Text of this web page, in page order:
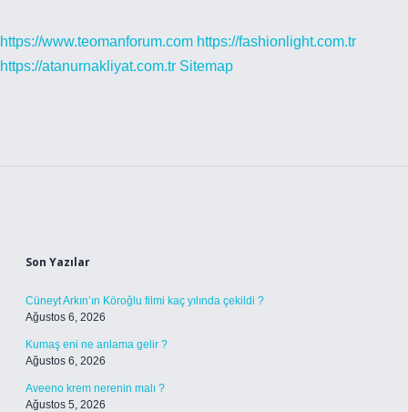
https://www.teomanforum.com https://fashionlight.com.tr
https://atanurnakliyat.com.tr Sitemap
Son Yazılar
Cüneyt Arkın’ın Köroğlu filmi kaç yılında çekildi ?
Ağustos 6, 2026
Kumaş eni ne anlama gelir ?
Ağustos 6, 2026
Aveeno krem nerenin malı ?
Ağustos 5, 2026